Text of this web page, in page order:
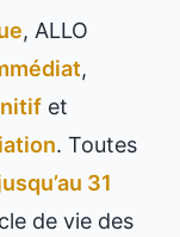
, ALLO
,
et
. Toutes
31
de vie des